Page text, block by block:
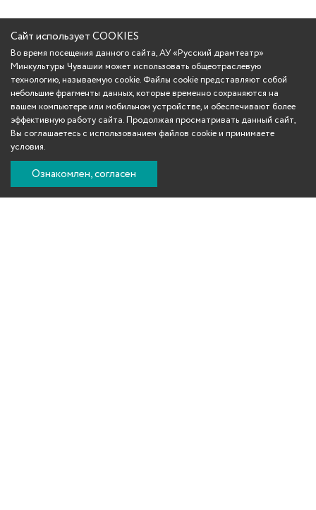
Сайт использует COOKIES
Во время посещения данного сайта, АУ «Русский драмтеатр»
Минкультуры Чувашии может использовать общеотраслевую
технологию, называемую cookie. Файлы cookie представляют собой
небольшие фрагменты данных, которые временно сохраняются на
вашем компьютере или мобильном устройстве, и обеспечивают более
эффективную работу сайта. Продолжая просматривать данный сайт,
Вы соглашаетесь с использованием файлов cookie и принимаете
условия.
Ознакомлен, согласен